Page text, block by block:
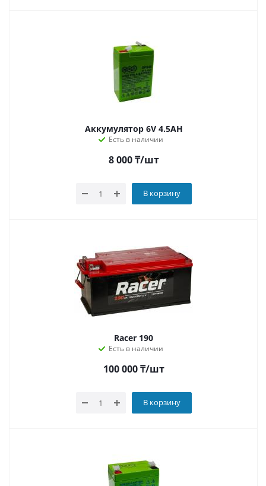
Аккумулятор 6V 4.5AH
Есть в наличии
8 000₸/шт
В корзину
Racer 190
Есть в наличии
100 000₸/шт
В корзину